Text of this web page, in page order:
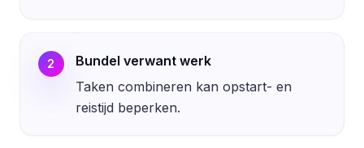
2
Bundel verwant werk
Taken combineren kan opstart- en
reistijd beperken.